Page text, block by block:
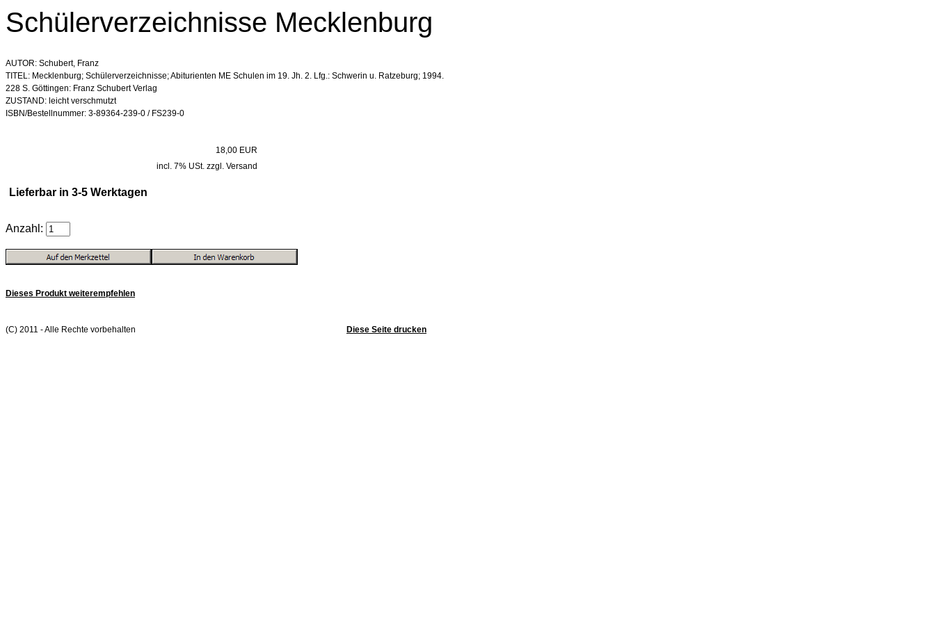
Schülerverzeichnisse Mecklenburg
AUTOR: Schubert, Franz
TITEL: Mecklenburg; Schülerverzeichnisse; Abiturienten ME Schulen im 19. Jh. 2. Lfg.: Schwerin u. Ratzeburg; 1994.
228 S. Göttingen: Franz Schubert Verlag
ZUSTAND: leicht verschmutzt
ISBN/Bestellnummer: 3-89364-239-0 / FS239-0
18,00 EUR
incl. 7% USt. zzgl. Versand
Lieferbar in 3-5 Werktagen
Anzahl:
Dieses Produkt weiterempfehlen
(C) 2011 - Alle Rechte vorbehalten Diese Seite drucken